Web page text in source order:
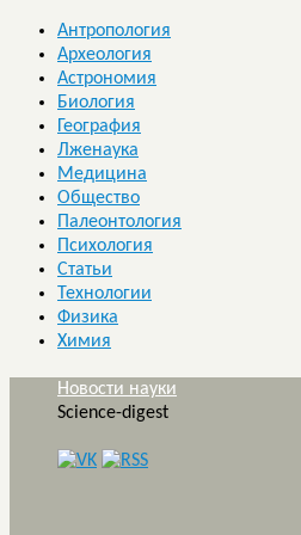
Антропология
Археология
Астрономия
Биология
География
Лженаука
Медицина
Общество
Палеонтология
Психология
Статьи
Технологии
Физика
Химия
Новости науки
Science-digest